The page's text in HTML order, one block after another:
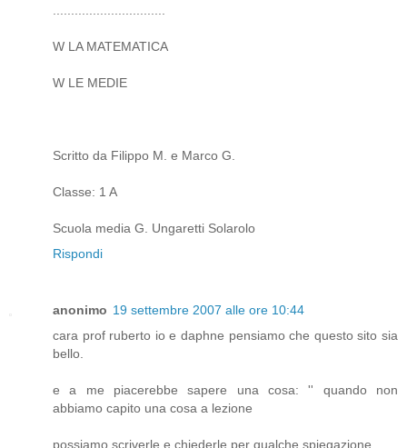
W LA MATEMATICA
W LE MEDIE
Scritto da Filippo M. e Marco G.
Classe: 1 A
Scuola media G. Ungaretti Solarolo
Rispondi
anonimo 19 settembre 2007 alle ore 10:44
cara prof ruberto io e daphne pensiamo che questo sito sia
bello.
e a me piacerebbe sapere una cosa: '' quando non
abbiamo capito una cosa a lezione
possiamo scriverle e chiederle per qualche spiegazione .